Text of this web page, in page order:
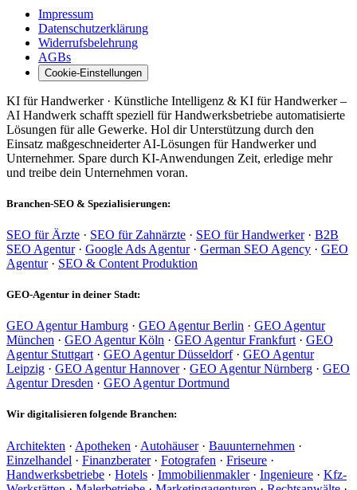
Impressum
Datenschutzerklärung
Widerrufsbelehrung
AGBs
Cookie-Einstellungen
KI für Handwerker · Künstliche Intelligenz & KI für Handwerker –
AI Handwerk schafft speziell für Handwerksbetriebe automatisierte
Lösungen für alle Gewerke. Hol dir Unterstützung durch den
Einsatz maßgeschneiderter AI-Lösungen für Handwerker und
Unternehmer. Spare durch KI-Anwendungen Zeit, erledige mehr
und treibe dein Unternehmen voran.
Branchen-SEO & Spezialisierungen:
SEO für Ärzte · SEO für Zahnärzte · SEO für Handwerker· B2B
SEO Agentur· Google Ads Agentur· German SEO Agency · GEO
Agentur· SEO & Content Produktion
GEO-Agentur in deiner Stadt:
GEO Agentur Hamburg · GEO Agentur Berlin · GEO Agentur
München · GEO Agentur Köln · GEO Agentur Frankfurt · GEO
Agentur Stuttgart · GEO Agentur Düsseldorf· GEO Agentur
Leipzig · GEO Agentur Hannover· GEO Agentur Nürnberg · GEO
Agentur Dresden · GEO Agentur Dortmund
Wir digitalisieren folgende Branchen:
Architekten · Apotheken · Autohäuser· Bauunternehmen ·
Einzelhandel · Finanzberater· Fotografen · Friseure ·
Handwerksbetriebe · Hotels · Immobilienmakler· Ingenieure · Kfz-